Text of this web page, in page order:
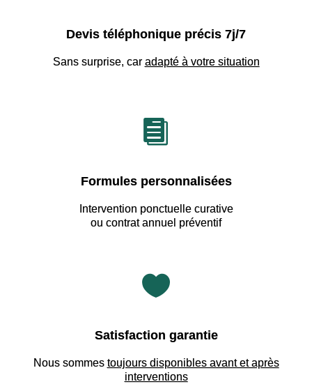
Devis téléphonique précis 7j/7
Sans surprise, car adapté à votre situation

Formules personnalisées
Intervention ponctuelle curative
ou contrat annuel préventif

Satisfaction garantie
Nous sommes toujours disponibles avant et après
interventions